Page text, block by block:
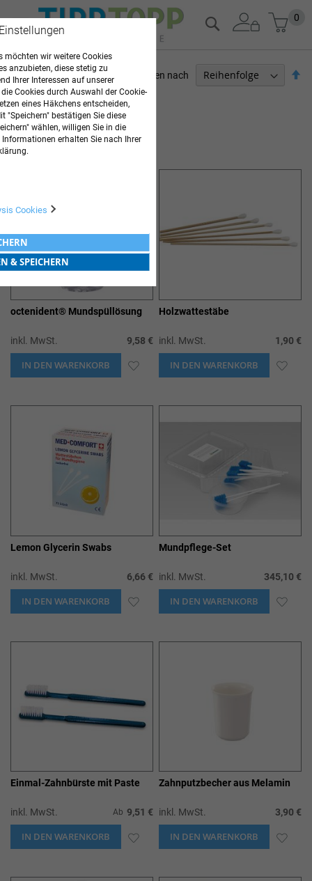
Zum
Inhalt
0
Suche
10Elemente
Sortieren nach
MUNDPFLEGE
octenident® Mundspüllösung
inkl. MwSt. 9,58 €
IN DEN WARENKORB ZUR
Holzwattestäbe
inkl. MwSt. 1,90 €
IN DEN WARENKORB ZUR
Lemon Glycerin Swabs
inkl. MwSt. 6,66 €
IN DEN WARENKORB ZUR
Mundpflege-Set
inkl. MwSt. 345,10 €
IN DEN WARENKORB ZUR
Einmal-Zahnbürste mit Paste
inkl. MwSt. Ab 9,51 €
IN DEN WARENKORB ZUR
Zahnputzbecher aus Melamin
inkl. MwSt. 3,90 €
IN DEN WARENKORB ZUR
PFLEGEBEDARF
möchten wir weitere Cookies
anzubieten, diese stetig zu
Ihrer Interessen auf unserer
Cookies durch Auswahl der Cookie-
eines Häkchens entscheiden,
"Speichern" bestätigen Sie diese
wählen, willigen Sie in die
erhalten Sie nach Ihrer
Cookies
& SPEICHERN